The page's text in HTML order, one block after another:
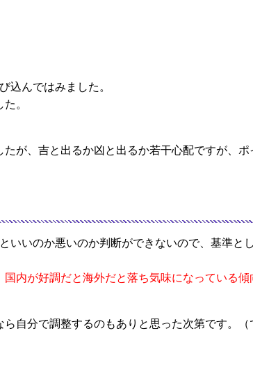
込んではみました。
。
が、吉と出るか凶と出るか若干心配ですが、
いのか悪いのか判断ができないので、基準と
内が好調だと海外だと落ち気味になっている傾
自分で調整するのもありと思った次第です。